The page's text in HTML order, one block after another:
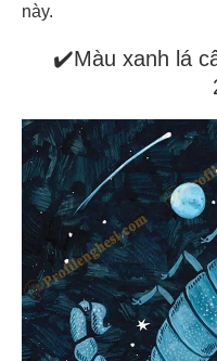
này.
✔️Màu xanh lá